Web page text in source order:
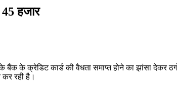
हजार
बैंक के क्रेडिट कार्ड की वैधता समाप्त होने का झांसा देकर
रही है।